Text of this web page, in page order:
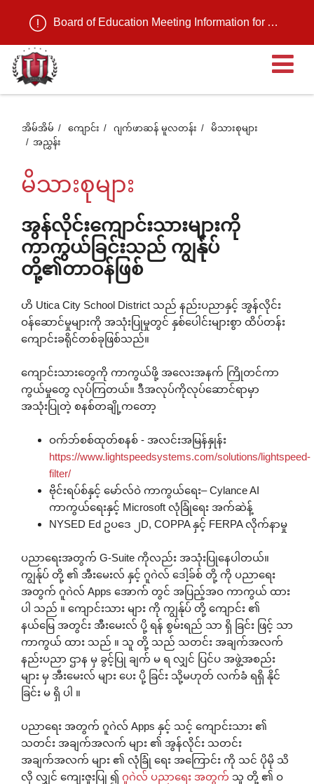
Board of Education Meeting Information for August 11, 2026
ဖွ
အိမ်အိမ် ကျောင်း ဂျက်ဖာဆန် မူလတန်း
မိသားစုများ
အညွှန်း
မိသားစုများ
အွန်လိုင်းကျောင်းသားများကို
ကာကွယ်ခြင်းသည် ကျွန်ုပ်
တို့၏တာဝန်ဖြစ်
ဟိ Utica City School District သည် နည်းပညာနှင့် အွန်လိုင်း
ဝန်ဆောင်မှုများကို အသုံးပြုမှုတွင် နှစ်ပေါင်းများစွာ ထိပ်တန်း
ကျောင်းခရိုင်တစ်ခုဖြစ်သည်။
ကျောင်းသားတွေကို ကာကွယ်ဖို့ အလေးအနက် ကြိုတင်ကာ
ကွယ်မှုတွေ လုပ်ကြတယ်။ ဒီအလုပ်ကိုလုပ်ဆောင်ရာမှာ
အသုံးပြုတဲ့ စနစ်တချို့ကတော့
ဝက်ဘ်စစ်ထုတ်စနစ် - အလင်းအမြန်နှုန်း
https://www.lightspeedsystems.com/solutions/lightspeed-
filter/
ဗိုင်းရပ်စ်နှင့် မော်လ်ဝဲ ကာကွယ်ရေး– Cylance AI
ကာကွယ်ရေးနှင့် Microsoft လုံခြုံရေး အက်ဆဲန့်
NYSED Ed ဥပဒေ ၂D, COPPA နှင့် FERPA လိုက်နာမှု
ပညာရေးအတွက် G-Suite ကိုလည်း အသုံးပြုနေပါတယ်။
ကျွန်ုပ် တို့ ၏ အီးမေးလ် နှင့် ဂူဂဲလ် ဒေါ့ခ်စ် တို့ ကို ပညာရေး
အတွက် ဂူဂဲလ် Apps အောက် တွင် အပြည့်အဝ ကာကွယ် ထား
ပါ သည် ။ ကျောင်းသား များ ကို ကျွန်ုပ် တို့ ကျောင်း ၏
နယ်မြေ အတွင်း အီးမေးလ် ပို့ ရန် စွမ်းရည် သာ ရှိ ခြင်း ဖြင့် သာ
ကာကွယ် ထား သည် ။ သူ တို့ သည် သတင်း အချက်အလက်
နည်းပညာ ဌာန မှ ခွင့်ပြု ချက် မ ရ လျှင် ပြင်ပ အဖွဲ့အစည်း
များ မှ အီးမေးလ် များ ပေး ပို့ ခြင်း သို့မဟုတ် လက်ခံ ရရှိ နိုင်
ခြင်း မ ရှိ ပါ ။
ပညာရေး အတွက် ဂူဂဲလ် Apps နှင့် သင့် ကျောင်းသား ၏
သတင်း အချက်အလက် များ ၏ အွန်လိုင်း သတင်း
အချက်အလက် များ ၏ လုံခြုံ ရေး အကြောင်း ကို သင် ပိုမို သိ
လို လျှင် ကျေးဇူးပြု ၍ ဂူဂဲလ် ပညာရေး အတွက် သူ တို့ ၏ ဝ